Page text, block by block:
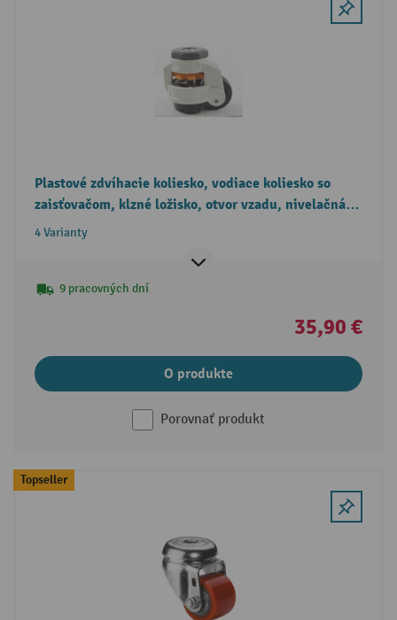
Plastové zdvíhacie koliesko, vodiace koliesko so
zaisťovačom, klzné ložisko, otvor vzadu, nivelačná
noha, Ø × šírka 40 × 19,2 mm, nosnosť 50 kg
4 Varianty
9 pracovných dní
35,90 €
O produkte
Porovnať produkt
Topseller